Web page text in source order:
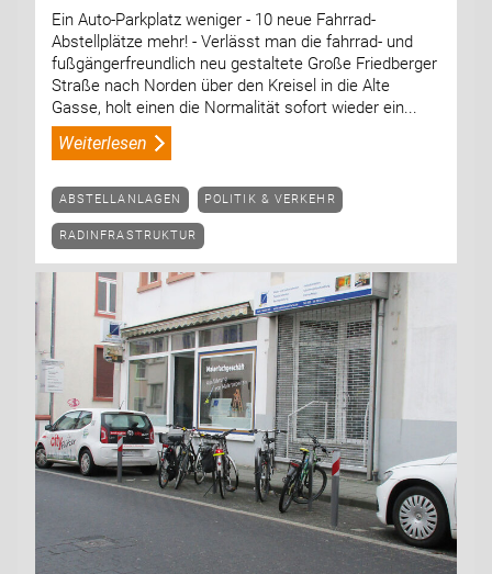
Ein Auto-Parkplatz weniger - 10 neue Fahrrad-
Abstellplätze mehr! - Verlässt man die fahrrad- und
fußgängerfreundlich neu gestaltete Große Friedberger
Straße nach Norden über den Kreisel in die Alte
Gasse, holt einen die Normalität sofort wieder ein...
Weiterlesen
ABSTELLANLAGEN POLITIK & VERKEHR
RADINFRASTRUKTUR